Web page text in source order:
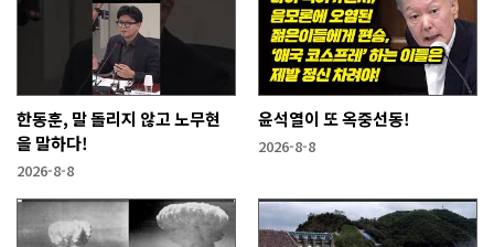
한동훈, 말 돌리지 않고 노무현
을 말하다!
2026-8-8
윤석열이 또 옥중선동!
2026-8-8